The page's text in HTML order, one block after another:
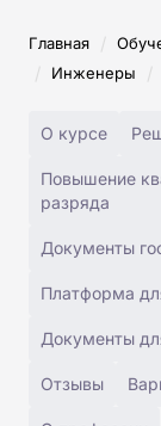
Главная /
/ Инженеры /
О курсе
Повышение
разряда
Документы
Платформа
Документы
Отзывы